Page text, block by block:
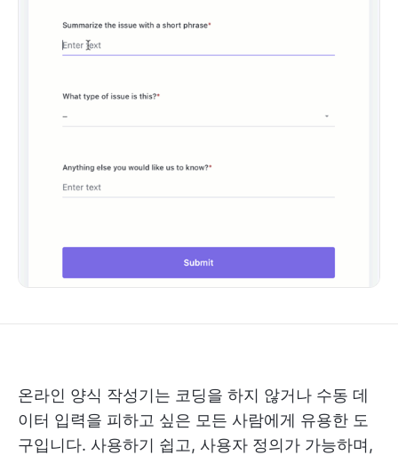
온라인 양식 작성기는 코딩을 하지 않거나 수동 데
이터 입력을 피하고 싶은 모든 사람에게 유용한 도
구입니다. 사용하기 쉽고, 사용자 정의가 가능하며,